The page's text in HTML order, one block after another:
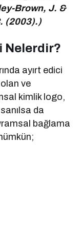
Brown, J. &
(2003).)
Nelerdir?
ayırt edici
ve
kimlik logo,
da
bağlama